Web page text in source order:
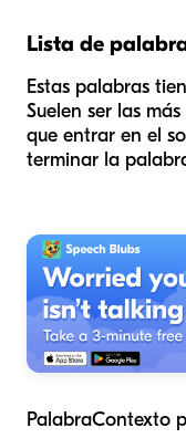
Lista de
Estas palabras
Suelen ser las
que entrar en el
terminar la
PalabraContexto